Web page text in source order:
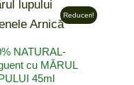
fost:
36,00 lei.
20,00 lei.
NATURAL-
cu MĂRUL
45ml
Reduceri!